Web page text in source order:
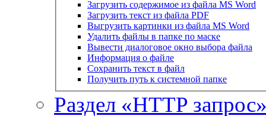
Загрузить содержимое из файла MS Word
Загрузить текст из файла PDF
Выгрузить картинки из файла MS Word
Удалить файлы в папке по маске
Вывести диалоговое окно выбора файла
Информация о файле
Сохранить текст в файл
Получить путь к системной папке
Раздел «HTTP